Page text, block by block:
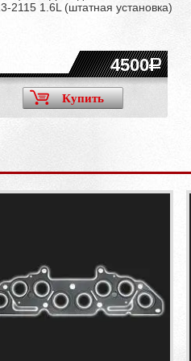
2115 1.6L (штатная установка)
4500
Купить